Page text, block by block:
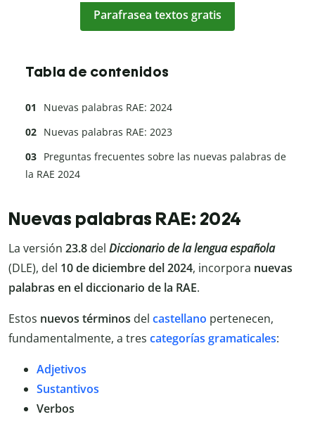
Parafrasea textos gratis
Tabla de contenidos
Nuevas palabras RAE: 2024
Nuevas palabras RAE: 2023
Preguntas frecuentes sobre las nuevas palabras de
la RAE 2024
Nuevas palabras RAE: 2024
La versión 23.8 del Diccionario de la lengua española
(DLE), del 10 de diciembre del 2024, incorpora nuevas
palabras en el diccionario de la RAE.
Estos nuevos términos del castellano pertenecen,
fundamentalmente, a tres categorías gramaticales:
Adjetivos
Sustantivos
Verbos